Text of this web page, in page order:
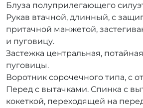
Блуза полуприлегающего
Рукав втачной, длинный, с
притачной манжетой,
и пуговицу.
Застежка центральная,
пуговицы.
Воротник сорочечного типа, с
Перед с вытачками. Спинка с
кокеткой, переходящей на